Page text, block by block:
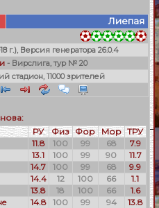
Лиепая
г.), Версия генератора 26.0.4
- Вирслига, тур № 20
стадион, 11000 зрителей
РУ Физ Фор Мор ТРУ
11.8 100 99 68
7.9
13.1 100 99 90
11.7
14.7 100 99 68
9.9
14.4 12 100 66
1.1
13.8 18 100 66
1.6
14.8 100 99 94
13.8